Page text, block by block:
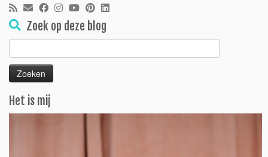
Zoek op deze blog
naar:
Het is mij